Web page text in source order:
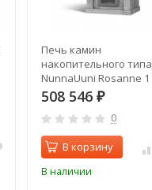
Печь камин
накопительного типа
NunnaUuni Rosanne 1
508 546 ₽
0
В корзину
В наличии